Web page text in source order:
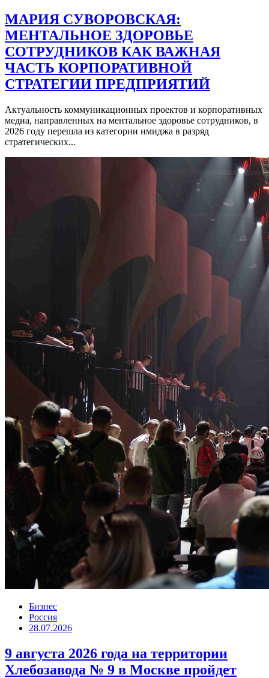
МАРИЯ СУВОРОВСКАЯ:
МЕНТАЛЬНОЕ ЗДОРОВЬЕ
СОТРУДНИКОВ КАК ВАЖНАЯ
ЧАСТЬ КОРПОРАТИВНОЙ
СТРАТЕГИИ ПРЕДПРИЯТИЙ
Актуальность коммуникационных проектов и корпоративных
медиа, направленных на ментальное здоровье сотрудников, в
2026 году перешла из категории имиджа в разряд
стратегических...
Бизнес
Россия
28.07.2026
9 августа 2026 года на территории
Хлебозавода № 9 в Москве пройдет